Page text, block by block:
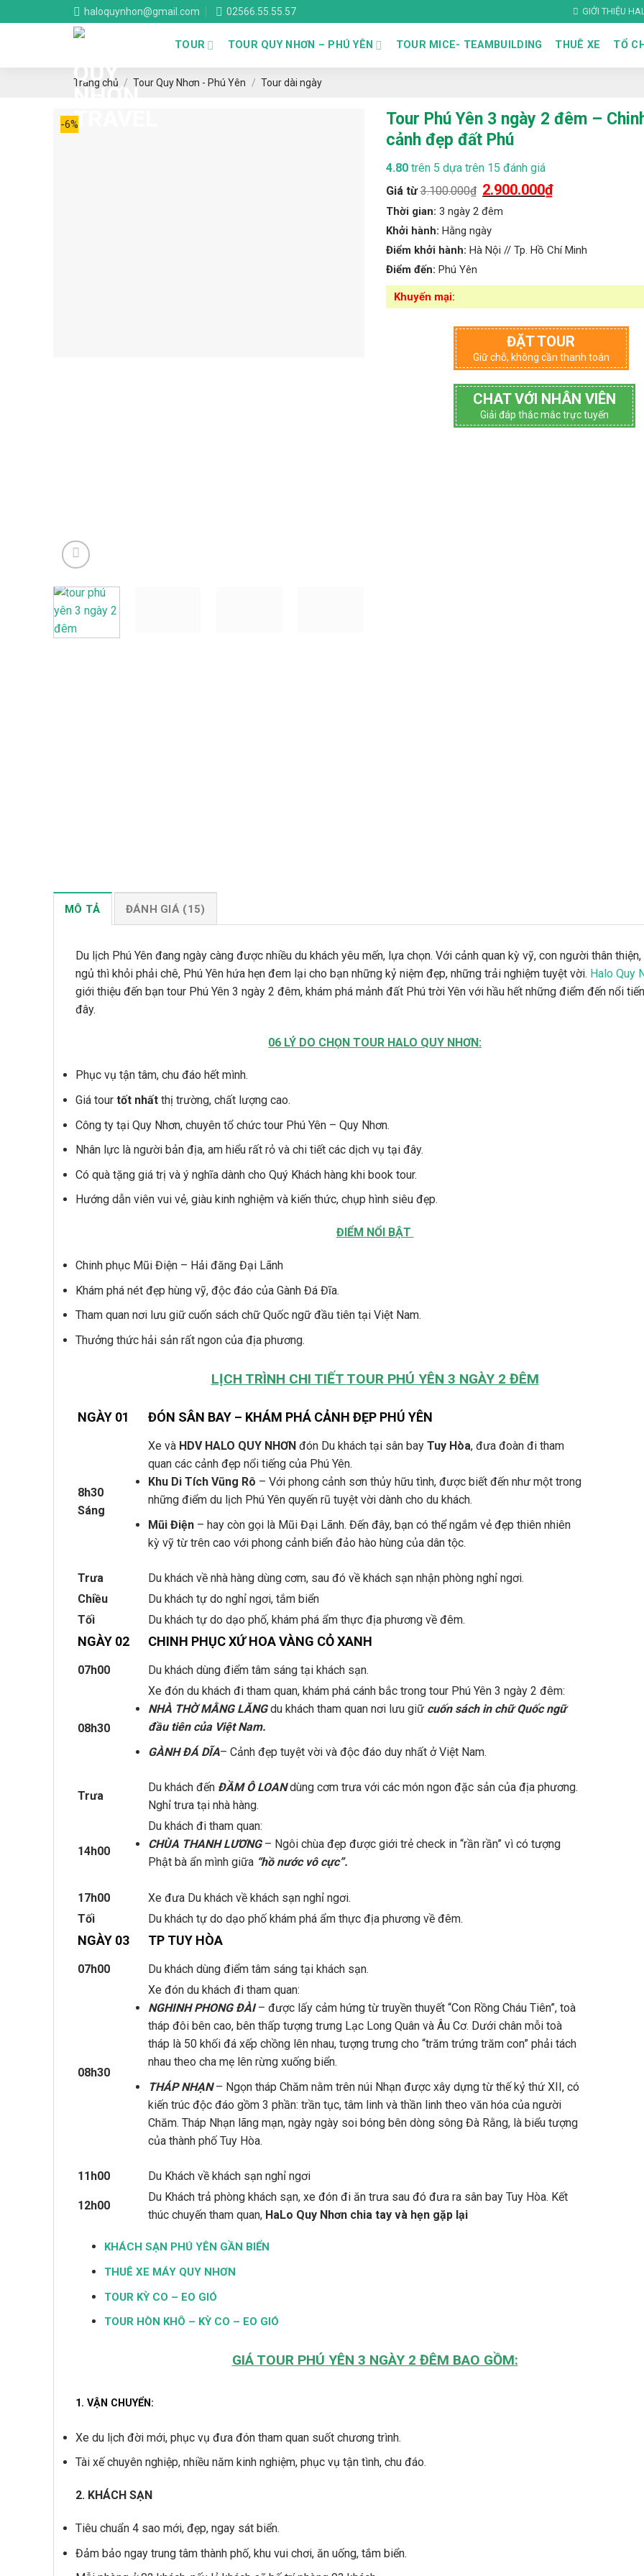
to
haloquynhon@gmail.com 02566.55.55.57 GIỚI THIỆU
TOUR TOUR QUY NHƠN – PHÚ YÊN TOUR MICE- TEAMBUILDING THUÊ XE TỔ
Trang chủ / Tour Quy Nhơn - Phú Yên / Tour dài ngày
-6%
Tour Phú Yên 3 ngày 2 đêm –
cảnh đẹp đất Phú
4.80trên 5 dựa trên 15 đánh giá
Giá từ3.100.000₫ Giá
gốc
là:
2.900.000₫
Thời gian: 3 ngày 2 đêm
Khởi hành: Hằng ngày
Điểm khởi hành: Hà Nội // Tp. Hồ Chí Minh
Điểm đến: Phú Yên
Khuyến mại:
ĐẶT TOUR
Giữ chỗ, không cần thanh toán
CHAT VỚI NHÂN VIÊN
Giải đáp thắc mắc trực tuyến
MÔ TẢ ĐÁNH GIÁ (15)
Du lịch Phú Yên đang ngày càng được nhiều du khách yêu mến, lựa chọn. Với cảnh quan kỳ vỹ, con người thân thiện,
ngủ thì khỏi phải chê, Phú Yên hứa hẹn đem lại cho bạn những kỷ niệm đẹp, những trải nghiệm tuyệt vời. Halo Quy
giới thiệu đến bạn tour Phú Yên 3 ngày 2 đêm, khám phá mảnh đất Phú trời Yên với hầu hết những điểm đến nổi
đây.
06 LÝ DO CHỌN TOUR HALO QUY NHƠN:
Phục vụ tận tâm, chu đáo hết mình.
Giá tour tốt nhất thị trường, chất lượng cao.
Công ty tại Quy Nhơn, chuyên tổ chức tour Phú Yên – Quy Nhơn.
Nhân lực là người bản địa, am hiểu rất rỏ và chi tiết các dịch vụ tại đây.
Có quà tặng giá trị và ý nghĩa dành cho Quý Khách hàng khi book tour.
Hướng dẫn viên vui vẻ, giàu kinh nghiệm và kiến thức, chụp hình siêu đẹp.
ĐIỂM NỔI BẬT
Chinh phục Mũi Điện – Hải đăng Đại Lãnh
Khám phá nét đẹp hùng vỹ, độc đáo của Gành Đá Đĩa.
Tham quan nơi lưu giữ cuốn sách chữ Quốc ngữ đầu tiên tại Việt Nam.
Thưởng thức hải sản rất ngon của địa phương.
LỊCH TRÌNH CHI TIẾT TOUR PHÚ YÊN 3 NGÀY 2 ĐÊM
NGÀY 01 ĐÓN SÂN BAY – KHÁM PHÁ CẢNH ĐẸP PHÚ YÊN
8h30
Sáng
Xe và HDV HALO QUY NHƠN đón Du khách tại sân bay Tuy Hòa, đưa đoàn đi tham
quan các cảnh đẹp nổi tiếng của Phú Yên.
Khu Di Tích Vũng Rô – Với phong cảnh sơn thủy hữu tình, được biết đến như một trong
những điểm du lịch Phú Yên quyến rũ tuyệt vời dành cho du khách.
Mũi Điện – hay còn gọi là Mũi Đại Lãnh. Đến đây, bạn có thể ngắm vẻ đẹp thiên nhiên
kỳ vỹ từ trên cao với phong cảnh biển đảo hào hùng của dân tộc.
Trưa
Du khách về nhà hàng dùng cơm, sau đó về khách sạn nhận phòng nghỉ ngơi.
Chiều
Du khách tự do nghỉ ngơi, tắm biển
Tối
Du khách tự do dạo phố, khám phá ẩm thực địa phương về đêm.
NGÀY 02 CHINH PHỤC XỨ HOA VÀNG CỎ XANH
07h00 Du khách dùng điểm tâm sáng tại khách sạn.
08h30
Xe đón du khách đi tham quan, khám phá cánh bắc trong tour Phú Yên 3 ngày 2 đêm:
NHÀ THỜ MẰNG LĂNGdu khách tham quan nơi lưu giữ cuốn sách in chữ Quốc ngữ
đầu tiên của Việt Nam.
GÀNH ĐÁ DĨA– Cảnh đẹp tuyệt vời và độc đáo duy nhất ở Việt Nam.
Trưa
Du khách đến ĐẦM Ô LOANdùng cơm trưa với các món ngon đặc sản của địa phương.
Nghỉ trưa tại nhà hàng.
14h00
Du khách đi tham quan:
CHÙA THANH LƯƠNG– Ngôi chùa đẹp được giới trẻ check in “rần rần” vì có tượng
Phật bà ẩn mình giữa “hồ nước vô cực”.
17h00
Xe đưa Du khách về khách sạn nghỉ ngơi.
Tối
Du khách tự do dạo phố khám phá ẩm thực địa phương về đêm.
NGÀY 03 TP TUY HÒA
07h00 Du khách dùng điểm tâm sáng tại khách sạn.
08h30
Xe đón du khách đi tham quan:
NGHINH PHONG ĐÀI– được lấy cảm hứng từ truyền thuyết “Con Rồng Cháu Tiên”, toà
tháp đôi bên cao, bên thấp tượng trưng Lạc Long Quân và Âu Cơ. Dưới chân mỗi toà
tháp là 50 khối đá xếp chồng lên nhau, tượng trưng cho “trăm trứng trăm con” phải tách
nhau theo cha mẹ lên rừng xuống biển.
THÁP NHẠN– Ngọn tháp Chăm nằm trên núi Nhạn được xây dựng từ thế kỷ thứ XII, có
kiến trúc độc đáo gồm 3 phần: trần tục, tâm linh và thần linh theo văn hóa của người
Chăm. Tháp Nhạn lãng mạn, ngày ngày soi bóng bên dòng sông Đà Rằng, là biểu tượng
của thành phố Tuy Hòa.
11h00 Du Khách về khách sạn nghỉ ngơi
12h00
Du Khách trả phòng khách sạn, xe đón đi ăn trưa sau đó đưa ra sân bay Tuy Hòa. Kết
thúc chuyến tham quan, HaLo Quy Nhơn chia tay và hẹn gặp lại
KHÁCH SẠN PHÚ YÊN GẦN BIỂN
THUÊ XE MÁY QUY NHƠN
TOUR KỲ CO – EO GIÓ
TOUR HÒN KHÔ – KỲ CO – EO GIÓ
GIÁ TOUR PHÚ YÊN 3 NGÀY 2 ĐÊM BAO GỒM:
1. VẬN CHUYỂN:
Xe du lịch đời mới, phục vụ đưa đón tham quan suốt chương trình.
Tài xế chuyên nghiệp, nhiều năm kinh nghiệm, phục vụ tận tình, chu đáo.
2. KHÁCH SẠN
Tiêu chuẩn 4 sao mới, đẹp, ngay sát biển.
Đảm bảo ngay trung tâm thành phố, khu vui chơi, ăn uống, tắm biển.